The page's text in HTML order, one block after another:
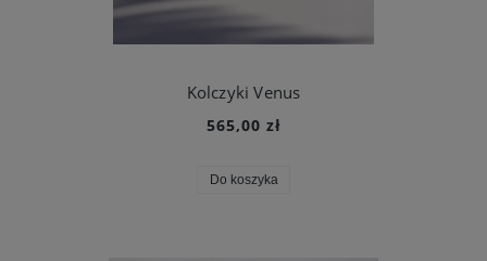
Kolczyki Venus
565,00 zł
Do koszyka